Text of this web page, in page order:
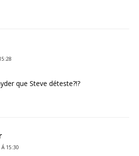
que Steve déteste?!?
15:30